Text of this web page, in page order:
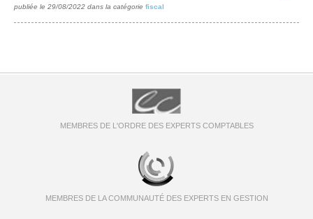
publiée le 29/08/2022 dans la catégorie fiscal
MEMBRES DE L'ORDRE DES EXPERTS COMPTABLES
MEMBRES DE LA COMMUNAUTÉ DES EXPERTS EN GESTION